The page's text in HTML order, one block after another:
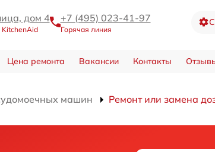
дом 4
KitchenAid
+7 (495) 023-41-97
Горячая линия
Цена ремонта Вакансии Контакты
машин Ремонт или замена